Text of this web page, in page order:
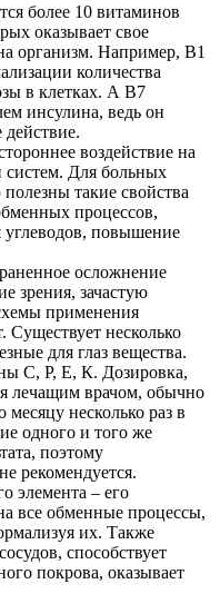
более 10 витаминов
оказывает свое
организм. Например, В1
количества
в клетках. А В7
инсулина, ведь он
воздействие на
систем. Для больных
такие свойства
процессов,
углеводов, повышение
осложнение
зрения, зачастую
применения
Существует несколько
для глаз вещества.
С, Р, Е, К. Дозировка,
лечащим врачом, обычно
несколько раз в
одного и того же
поэтому
рекомендуется.
элемента – его
все обменные процессы,
их. Также
способствует
покрова, оказывает